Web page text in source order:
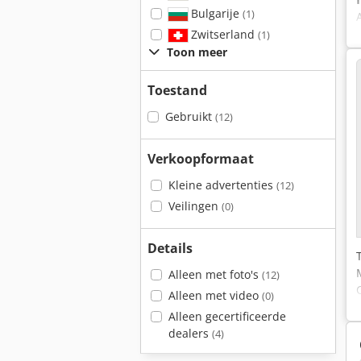
Bulgarije (1)
Zwitserland (1)
Toon meer
Toestand
Gebruikt (12)
Verkoopformaat
Kleine advertenties (12)
Veilingen (0)
Details
Alleen met foto's (12)
Alleen met video (0)
Alleen gecertificeerde
dealers (4)